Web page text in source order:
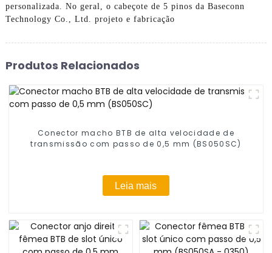
personalizada. No geral, o cabeçote de 5 pinos da Baseconn
Technology Co., Ltd. projeto e fabricação
Produtos Relacionados
Conector macho BTB de alta velocidade de
transmissão com passo de 0,5 mm (BS050SC)
Leia mais